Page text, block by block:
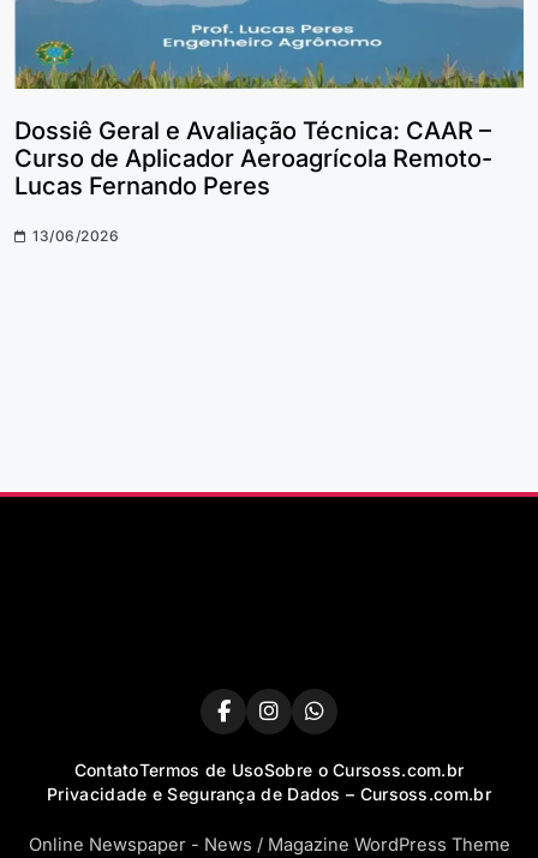
Dossiê Geral e Avaliação Técnica: CAAR –
Curso de Aplicador Aeroagrícola Remoto-
Lucas Fernando Peres
13/06/2026
ContatoTermos de UsoSobre o Cursoss.com.br
Privacidade e Segurança de Dados – Cursoss.com.br
Online Newspaper - News / Magazine WordPress Theme